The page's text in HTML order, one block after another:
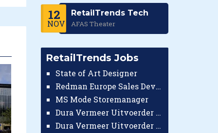
12
NOV
RetailTrends Tech
AFAS Theater
RetailTrends Jobs
State of Art Designer
Redman Europe Sales Developer (Europe)
MS Mode Storemanager
Dura Vermeer Uitvoerder GWW Amsterdam
Dura Vermeer Uitvoerder Civiel Nijmegen